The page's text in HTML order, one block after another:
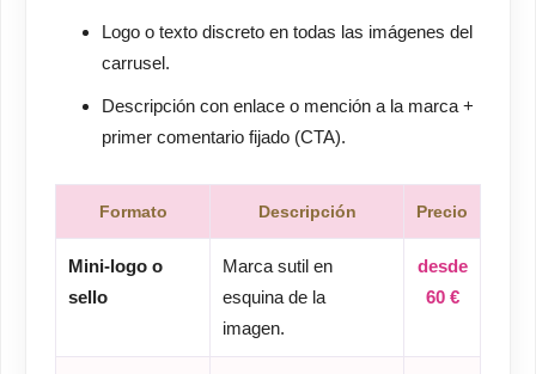
Logo o texto discreto en todas las imágenes del
carrusel.
Descripción con enlace o mención a la marca +
primer comentario fijado (CTA).
Formato Descripción Precio
Mini-logo o
sello
Marca sutil en
esquina de la
imagen.
desde
60 €